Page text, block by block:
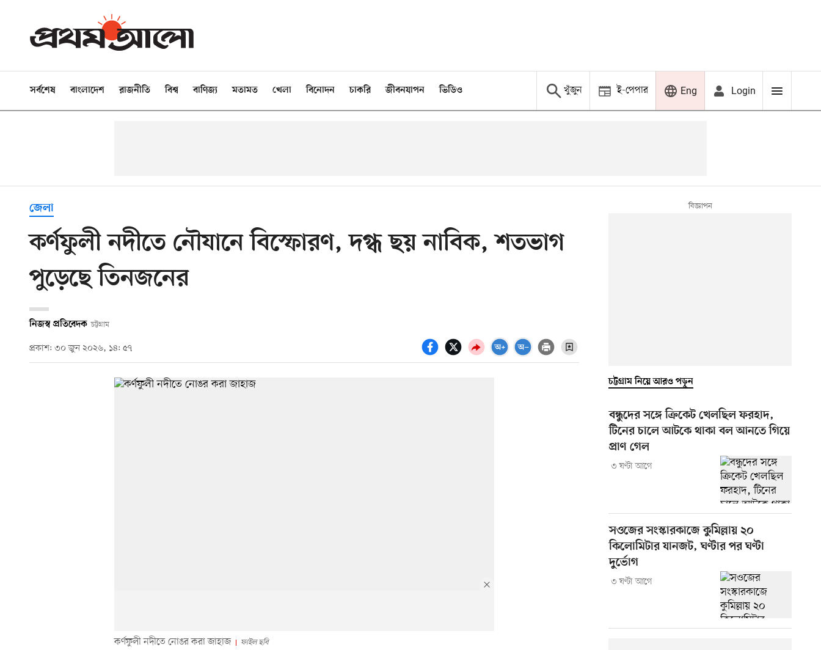
সর্বশেষ বাংলাদেশ রাজনীতি বিশ্ব বাণিজ্য মতামত খেলা বিনোদন চাকরি জীবনযাপন ভিডিও খুঁজুন ই-পেপার Eng Login
জেলা
কর্ণফুলী নদীতে নৌযানে বিস্ফোরণ, দগ্ধ ছয় নাবিক, শতভাগ
পুড়েছে তিনজনের
নিজস্ব প্রতিবেদক চট্টগ্রাম
প্রকাশ: ৩০ জুন ২০২৬, ১৪: ৫৭
কর্ণফুলী নদীতে নোঙর করা জাহাজ ফাইল ছবি
চট্টগ্রাম নিয়ে আরও পড়ুন
বন্ধুদের সঙ্গে ক্রিকেট খেলছিল ফরহাদ,
টিনের চালে আটকে থাকা বল আনতে গিয়ে
প্রাণ গেল
৩ ঘণ্টা আগে
সওজের সংস্কারকাজে কুমিল্লায় ২০
কিলোমিটার যানজট, ঘণ্টার পর ঘণ্টা
দুর্ভোগ
৩ ঘণ্টা আগে